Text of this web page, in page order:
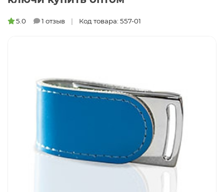
5.0 1 отзыв Код товара: 557-01